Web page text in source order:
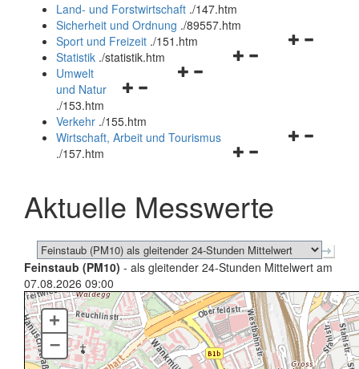
und
schließen
Land- und Forstwirtschaft ./147.htm
Sicherheit und Ordnung ./89557.htm
Navigationsmenü
Sport und Freizeit ./151.htm
Navigationsmenü
Statistik ./statistik.htm
Navigationsmenü
und
schließen
Umwelt
und Natur
./153.htm
Verkehr ./155.htm
Navigationsmenü
schließen
Wirtschaft, Arbeit und Tourismus
./157.htm
Aktuelle Messwerte
Feinstaub (PM10) - als gleitender 24-Stunden Mittelwert am
07.08.2026 09:00
+
–